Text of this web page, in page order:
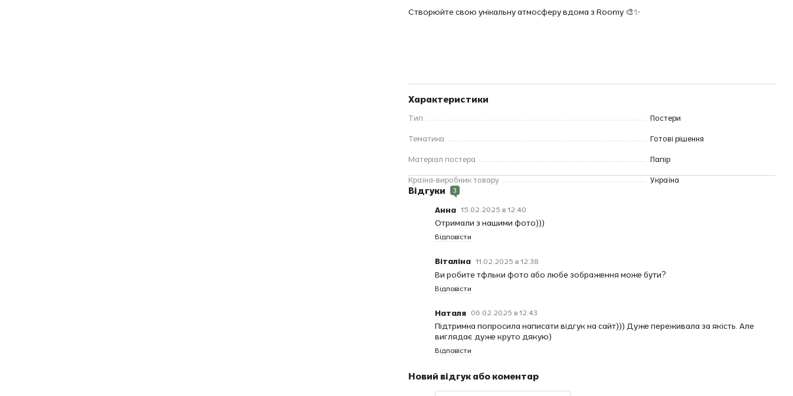
Створюйте свою унікальну атмосферу вдома з Roomy 🎨✨
Характеристики
Тип Постери
Тематика Готові рішення
Матеріал постера Папір
Країна-виробник товару Україна
Відгуки 3
Анна 15.02.2025 в 12:40
Отримали з нашими фото)))
Відповісти
Віталіна 11.02.2025 в 12:38
Ви робите тфльки фото або любе зображення може бути?
Відповісти
Наталя 06.02.2025 в 12:43
Підтримка попросила написати відгук на сайт))) Дуже переживала за якість. Але
виглядає дуже круто дякую)
Відповісти
Новий відгук або коментар